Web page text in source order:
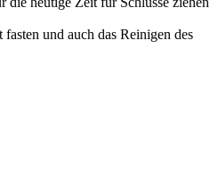
und auch das Rei­ni­gen des